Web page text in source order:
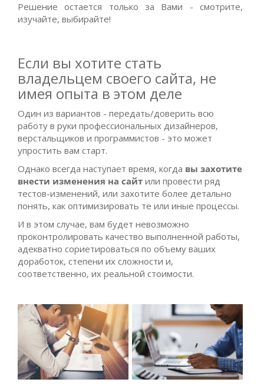
Решение остается только за Вами - смотрите,
изучайте, выбирайте!
Если вы хотите стать
владельцем своего сайта, не
имея опыта в этом деле
Один из вариантов - передать/доверить всю
работу в руки профессиональных дизайнеров,
верстальщиков и программистов - это может
упростить вам старт.
Однако всегда наступает время, когда вы захотите
внести изменения на сайт или провести ряд
тестов-изменений, или захотите более детально
понять, как оптимизировать те или иные процессы.
И в этом случае, вам будет невозможно
проконтролировать качество выполненной работы,
адекватно сориетироваться по объему ваших
доработок, степени их сложности и,
соответственно, их реальной стоимости.